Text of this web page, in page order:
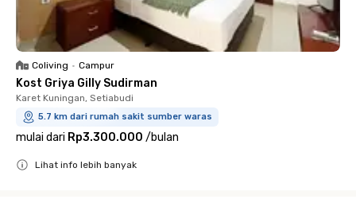
Coliving • Campur
Kost Griya Gilly Sudirman
Karet Kuningan, Setiabudi
5.7 km dari rumah sakit sumber waras
mulai dari Rp3.300.000 /bulan
Lihat info lebih banyak